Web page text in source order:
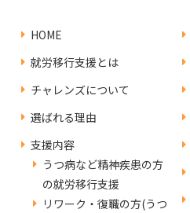
HOME
就労移行支援とは
チャレンズについて
選ばれる理由
支援内容
うつ病など精神疾患の方
の就労移行支援
リワーク・復職の方(うつ